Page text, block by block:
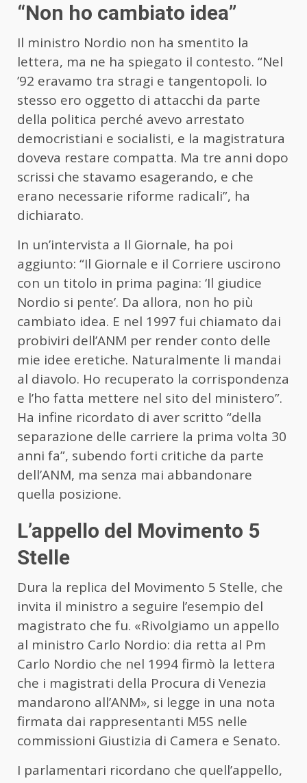
“Non ho cambiato idea”
Il ministro Nordio non ha smentito la
lettera, ma ne ha spiegato il contesto. “Nel
’92 eravamo tra stragi e tangentopoli. Io
stesso ero oggetto di attacchi da parte
della politica perché avevo arrestato
democristiani e socialisti, e la magistratura
doveva restare compatta. Ma tre anni dopo
scrissi che stavamo esagerando, e che
erano necessarie riforme radicali”, ha
dichiarato.
In un’intervista a Il Giornale, ha poi
aggiunto: “Il Giornale e il Corriere uscirono
con un titolo in prima pagina: ‘Il giudice
Nordio si pente’. Da allora, non ho più
cambiato idea. E nel 1997 fui chiamato dai
probiviri dell’ANM per render conto delle
mie idee eretiche. Naturalmente li mandai
al diavolo. Ho recuperato la corrispondenza
e l’ho fatta mettere nel sito del ministero”.
Ha infine ricordato di aver scritto “della
separazione delle carriere la prima volta 30
anni fa”, subendo forti critiche da parte
dell’ANM, ma senza mai abbandonare
quella posizione.
L’appello del Movimento 5
Stelle
Dura la replica del Movimento 5 Stelle, che
invita il ministro a seguire l’esempio del
magistrato che fu. «Rivolgiamo un appello
al ministro Carlo Nordio: dia retta al Pm
Carlo Nordio che nel 1994 firmò la lettera
che i magistrati della Procura di Venezia
mandarono all’ANM», si legge in una nota
firmata dai rappresentanti M5S nelle
commissioni Giustizia di Camera e Senato.
I parlamentari ricordano che quell’appello,